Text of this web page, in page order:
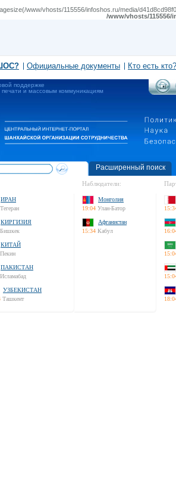
www/vhosts/115556/infoshos.ru/media/
/www/vhosts/
Официальные документы Кто есть кто?
поддержке
и массовым коммуникациям
Расширенный поиск
ИРАН
Тегеран
КИРГИЗИЯ
Бишкек
КИТАЙ
Пекин
ПАКИСТАН
Исламабад
УЗБЕКИСТАН
Ташкент
Наблюдатели:
Монголия
19:04 Улан-Батор
Афганистан
15:34 Кабул